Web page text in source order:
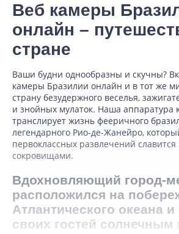
Веб камеры
онлайн –
стране
Ваши будни однообразны и скучны?
камеры Бразилии онлайн и в тот же
страну безудержного веселья,
и знойных мулаток. Наша аппаратура
транслирует жизнь фееричного
легендарного Рио-де-Жанейро,
первоклассных развлечений
сокровищами.
Вдохновляющий город-
расположился на
Атлантического океана и
своих гостей солнечным